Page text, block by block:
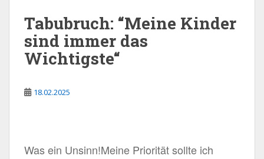
Tabubruch: “Meine Kinder
sind immer das
Wichtigste“
18.02.2025
Was ein Unsinn!Meine Priorität sollte ich